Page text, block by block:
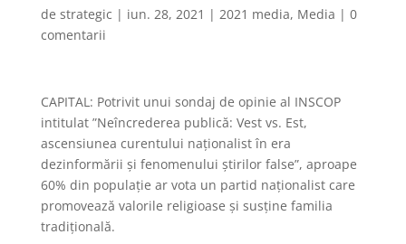
de strategic | iun. 28, 2021 | 2021 media, Media | 0
comentarii
CAPITAL: Potrivit unui sondaj de opinie al INSCOP
intitulat ”Neîncrederea publică: Vest vs. Est,
ascensiunea curentului naționalist în era
dezinformării și fenomenului știrilor false”, aproape
60% din populație ar vota un partid naționalist care
promovează valorile religioase și susține familia
tradițională.